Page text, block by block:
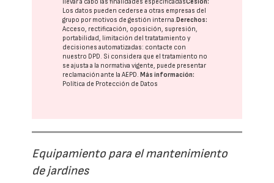
Los datos pueden cederse a otras empresas del
grupo por motivos de gestión interna.Derechos:
Acceso, rectificación, oposición, supresión,
portabilidad, limitación del tratatamiento y
decisiones automatizadas: contacte con
nuestro DPD. Si considera que el tratamiento no
se ajusta a la normativa vigente, puede presentar
reclamación ante laAEPD.Más información:
Política de Protección de Datos
Equipamiento para el mantenimiento
de jardines